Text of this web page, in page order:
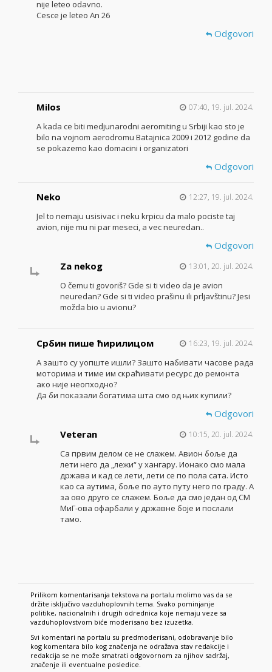
nije leteo odavno.
Cesce je leteo An 26
Odgovori
Milos 07:40, 19. jul. 2024.
A kada ce biti medjunarodni aeromiting u Srbiji kao sto je
bilo na vojnom aerodromu Batajnica 2009 i 2012 godine da
se pokazemo kao domacini i organizatori
Odgovori
Neko 12:27, 19. jul. 2024.
Jel to nemaju usisivac i neku krpicu da malo pociste taj
avion, nije mu ni par meseci, a vec neuredan..
Odgovori
Za nekog
13:01, 20. jul. 2024.
O čemu ti govoriš? Gde si ti video da je avion
neuredan? Gde si ti video prašinu ili prljavštinu? Jesi
možda bio u avionu?
Србин пише ћирилицом 16:23, 19. jul. 2024.
А зашто су уопште ишли? Зашто набивати часове рада
моторима и тиме им скраћивати ресурс до ремонта
ако није неопходно?
Да би показали богатима шта смо од њих купили?
Odgovori
Veteran
10:15, 20. jul. 2024.
Са првим делом се не слажем. Авион боље да
лети него да „лежи“ у хангару. Ионако смо мала
држава и кад се лети, лети се по пола сата. Исто
као са аутима, боље по ауто путу него по граду. А
за ово друго се слажем. Боље да смо један од СМ
МиГ-ова офарбали у државне боје и послали
тамо.
Prilikom komentarisanja tekstova na portalu molimo vas da se
držite isključivo vazduhoplovnih tema. Svako pominjanje
politike, nacionalnih i drugih odrednica koje nemaju veze sa
vazduhoplovstvom biće moderisano bez izuzetka.
Svi komentari na portalu su predmoderisani, odobravanje bilo
kog komentara bilo kog značenja ne odražava stav redakcije i
redakcija se ne može smatrati odgovornom za njihov sadržaj,
značenje ili eventualne posledice.